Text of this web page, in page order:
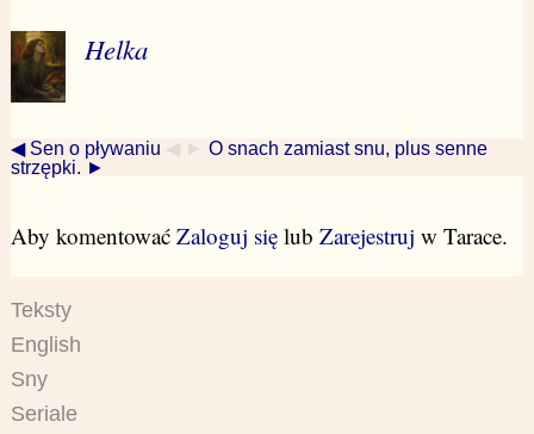
Helka
◀ Sen o pływaniu ◀ ► O snach zamiast snu, plus senne
strzępki. ►
Aby komentować Zaloguj sięlub Zarejestruj w Tarace.
Teksty
English
Sny
Seriale